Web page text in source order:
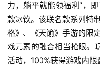
力，躺平就能领福利”，
款冰饮。该联名款系列特
格》、《天谕》手游的限
戏元素的融合相当抢眼。
活动，100%获得游戏内限